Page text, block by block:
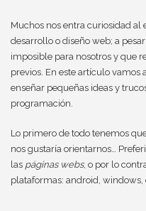
Muchos nos entra curiosidad
desarrollo o diseño web; a
imposible para nosotros y que
previos. En este artículo vamos
enseñar pequeñas ideas y
programación.
Lo primero de todo tenemos
nos gustaría orientarnos…
las páginas webs, o por lo
plataformas: android, windows,